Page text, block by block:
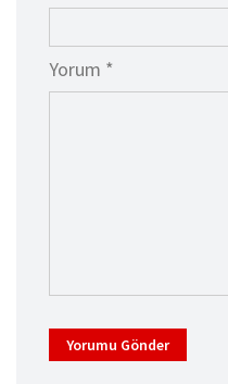
Yorum *
Yorumu Gönder